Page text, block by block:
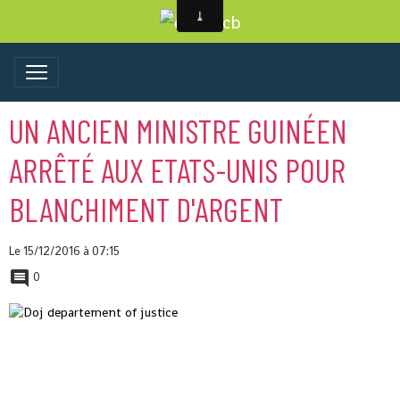
UN ANCIEN MINISTRE GUINÉEN
ARRÊTÉ AUX ETATS-UNIS POUR
BLANCHIMENT D'ARGENT
Le 15/12/2016 à 07:15
0